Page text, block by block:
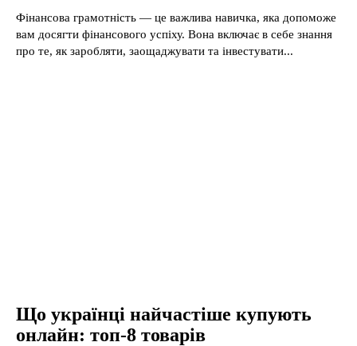
Фінансова грамотність — це важлива навичка, яка допоможе
вам досягти фінансового успіху. Вона включає в себе знання
про те, як заробляти, заощаджувати та інвестувати...
Що українці найчастіше купують
онлайн: топ-8 товарів